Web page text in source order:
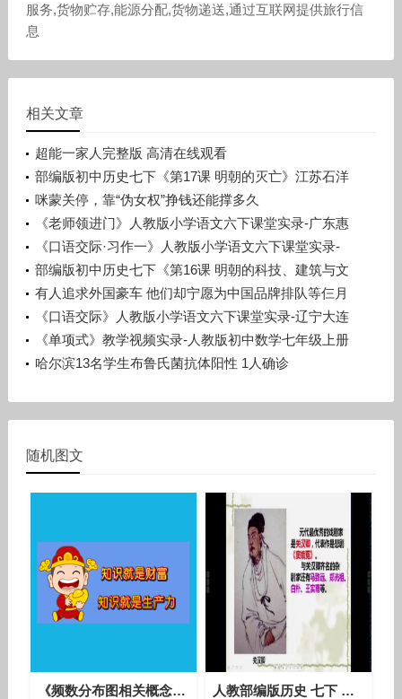
服务,货物贮存,能源分配,货物递送,通过互联网提供旅行信
息
相关文章
超能一家人完整版 高清在线观看
部编版初中历史七下《第17课 明朝的灭亡》江苏石洋
洋
咪蒙关停，靠“伪女权”挣钱还能撑多久
《老师领进门》人教版小学语文六下课堂实录-广东惠
州市_惠阳区-许晓云
《口语交际·习作一》人教版小学语文六下课堂实录-
广西梧州市_蒙山县-潘少丽
部编版初中历史七下《第16课 明朝的科技、建筑与文
学》辽宁孙浩
有人追求外国豪车 他们却宁愿为中国品牌排队等仨月
《口语交际》人教版小学语文六下课堂实录-辽宁大连
市_旅顺口区-宋晨溪
《单项式》教学视频实录-人教版初中数学七年级上册
哈尔滨13名学生布鲁氏菌抗体阳性 1人确诊
随机图文
《频数分布图相关概念》优质课教学视频实录-人教版初中数学七年级下册 人教部编版历史 七下 第十二课《宋元时期的都市和文化》课堂教学视频-余婕